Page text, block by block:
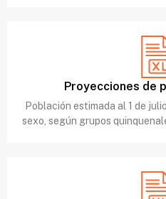
Proyecciones de
Población estimada al 1 de
sexo, según grupos